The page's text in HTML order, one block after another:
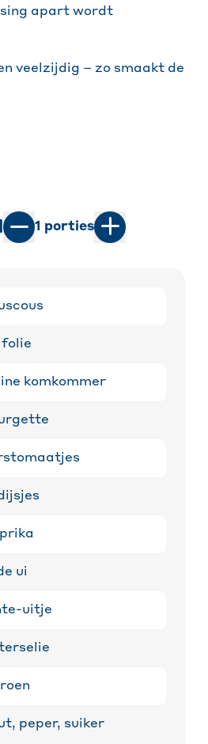
apart wordt
veelzijdig – zo smaakt de
1 porties
komkommer
ui
uitje
peper, suiker